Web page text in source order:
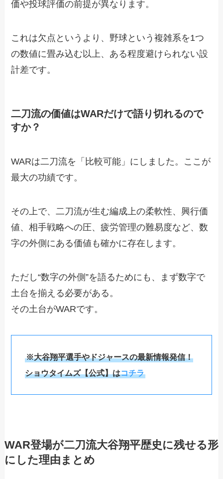
価や投球評価の前提が異なります。
これは欠点というより、野球という複雑系を1つ
の数値に畳み込む以上、ある程度避けられない設
計差です。
二刀流の価値はWARだけで語り切れるので
すか？
WARは二刀流を「比較可能」にしました。ここが
最大の功績です。
その上で、二刀流が生む編成上の柔軟性、興行価
値、相手戦略への圧、疲労管理の難易度など、数
字の外側にある価値も確かに存在します。
ただし“数字の外側”を語るためにも、まず数字で
土台を揃える必要がある。
その土台がWARです。
※大谷翔平選手やドジャースの最新情報発信！
ショウタイムズ【公式】はコチラ
WAR登場が二刀流大谷翔平歴史に残せる形
にした理由まとめ